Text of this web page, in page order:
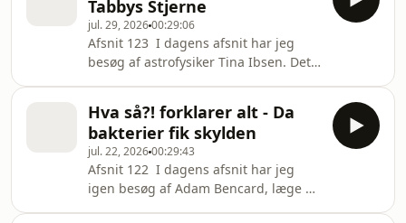
bliver dækket. Derfor dykker vi ned i
et af himlens mest fascinerende
fænomener. Vi snakker om hvorfor
Månen, der er omkring 400 gange
mindre end Solen, alligevel kan
dække den næsten perfekt set fra
Jorden. Hvorfor
Tabbys Stjerne
jul. 29, 202600:29:06
Afsnit 123 I dagens afsnit har jeg
besøg af astrofysiker Tina Ibsen. Det
begyndte at observere Tabbys
Stjerne, opdagede de noget, der ikke
burde kunne lade sig gøre. Stjernens
lys opførte sig helt anderledes end de
hundredtusindvis af andre stjerner, vi
har målt på, og ingen kunne
Hva så?! forklarer alt - Da
bakterier fik skylden
jul. 22, 202600:29:43
Afsnit 122 I dagens afsnit har jeg
igen besøg af Adam Bencard, læge og